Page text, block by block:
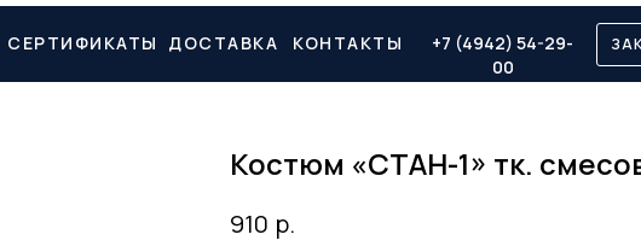
+7 (4942) 54-29-
00
КОНТАКТЫ
ДОСТАВКА
СЕРТИФИКАТЫ
Костюм «СТАН-1» тк.
910 р.